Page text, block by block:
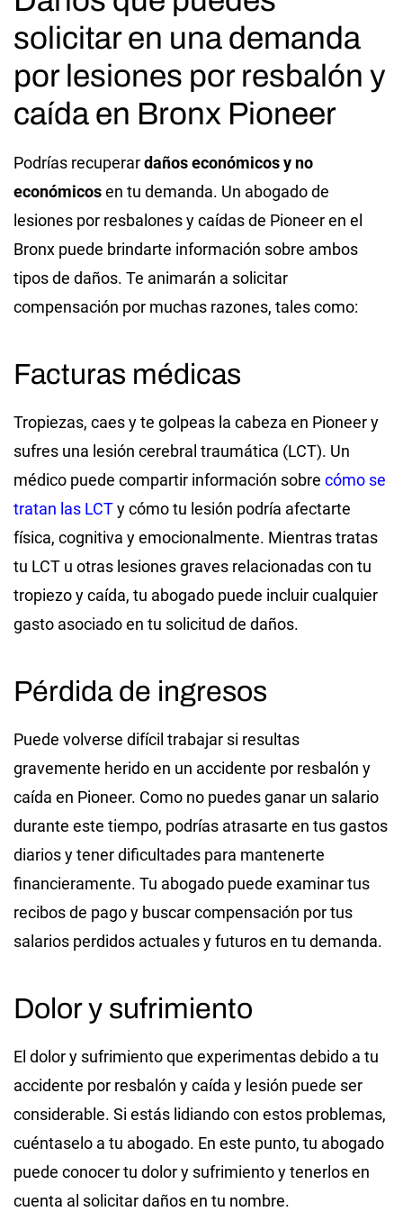
solicitar en una demanda
por lesiones por resbalón y
caída en Bronx Pioneer
Podrías recuperardaños económicos y no
económicosen tu demanda. Un abogado de
lesiones por resbalones y caídas de Pioneer en el
Bronx puede brindarte información sobre ambos
tipos de daños. Te animarán a solicitar
compensación por muchas razones, tales como:
Facturas médicas
Tropiezas, caes y te golpeas la cabeza en Pioneer y
sufres una lesión cerebral traumática (LCT). Un
médico puede compartir información sobre cómo se
tratan las LCTy cómo tu lesión podría afectarte
física, cognitiva y emocionalmente. Mientras tratas
tu LCT u otras lesiones graves relacionadas con tu
tropiezo y caída, tu abogado puede incluir cualquier
gasto asociado en tu solicitud de daños.
Pérdida de ingresos
Puede volverse difícil trabajar si resultas
gravemente herido en un accidente por resbalón y
caída en Pioneer. Como no puedes ganar un salario
durante este tiempo, podrías atrasarte en tus gastos
diarios y tener dificultades para mantenerte
financieramente. Tu abogado puede examinar tus
recibos de pago y buscar compensación por tus
salarios perdidos actuales y futuros en tu demanda.
Dolor y sufrimiento
El dolor y sufrimiento que experimentas debido a tu
accidente por resbalón y caída y lesión puede ser
considerable. Si estás lidiando con estos problemas,
cuéntaselo a tu abogado. En este punto, tu abogado
puede conocer tu dolor y sufrimiento y tenerlos en
cuenta al solicitar daños en tu nombre.